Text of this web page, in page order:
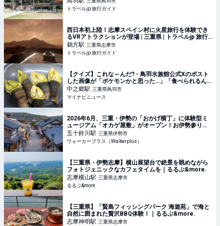
トラベルjp 旅行ガイド
西日本初上陸！志摩スペイン村に火星旅行を体験でき
るVRアトラクションが登場 | 三重県 | トラベルjp 旅行
ガイド
鵜方駅 三重県志摩市
トラベルjp 旅行ガイド
【クイズ】これな～んだ? - 鳥羽水族館公式Xのポスト
した画像が「ポケモンかと思った…」「食べられるん
だ……」と話題
中之郷駅 三重県鳥羽市
マイナビニュース
2026年6月、三重・伊勢の「おかげ横丁」に体験型ミ
ュージアム「オカゲ屋敷」がオープン！お伊勢参りの
マストスポットに新たな観光名所が誕生｜ウォーカー
プラス
五十鈴川駅 三重県伊勢市
ウォーカープラス（Walkerplus）
【三重県・伊勢志摩】横山展望台で絶景を眺めながら
フォトジェニックなカフェタイムを｜るるぶ&more.
志摩横山駅 三重県志摩市
るるぶ&more.
【三重県】「賢島フィッシングパーク 海遊苑」で海と
自然に囲まれた贅沢BBQ体験！｜るるぶ&more.
志摩神明駅 三重県志摩市